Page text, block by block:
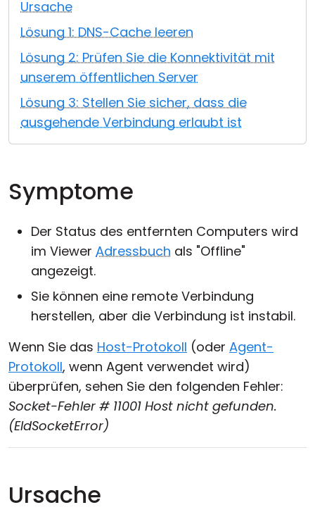
Ursache
Lösung 1: DNS-Cache leeren
Lösung 2: Prüfen Sie die Konnektivität mit
unserem öffentlichen Server
Lösung 3: Stellen Sie sicher, dass die
ausgehende Verbindung erlaubt ist
Symptome
Der Status des entfernten Computers wird
im Viewer Adressbuch als "Offline"
angezeigt.
Sie können eine remote Verbindung
herstellen, aber die Verbindung ist instabil.
Wenn Sie das Host-Protokoll (oder Agent-
Protokoll, wenn Agent verwendet wird)
überprüfen, sehen Sie den folgenden Fehler:
Socket-Fehler # 11001 Host nicht gefunden.
(EIdSocketError)
Ursache
Cloud & On-Premise